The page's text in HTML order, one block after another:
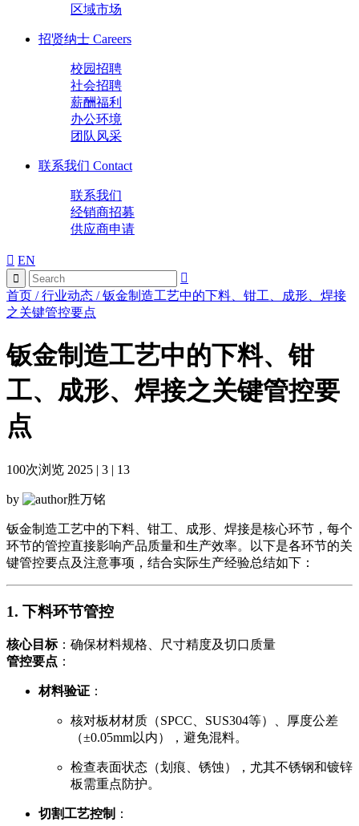
区域市场
招贤纳士 Careers
校园招聘
社会招聘
薪酬福利
办公环境
团队风采
联系我们 Contact
联系我们
经销商招募
供应商申请
EN
首页 /行业动态 /钣金制造工艺中的下料、钳工、成形、焊接
之关键管控要点
钣金制造工艺中的下料、钳
工、成形、焊接之关键管控要
点
100次浏览 2025 | 3 | 13
by 胜万铭
钣金制造工艺中的下料、钳工、成形、焊接是核心环节，每个
环节的管控直接影响产品质量和生产效率。以下是各环节的关
键管控要点及注意事项，结合实际生产经验总结如下：
1. 下料环节管控
核心目标：确保材料规格、尺寸精度及切口质量
管控要点 ：
材料验证 ：
核对板材材质（SPCC、SUS304等）、厚度公差
（±0.05mm以内），避免混料。
检查表面状态（划痕、锈蚀），尤其不锈钢和镀锌
板需重点防护。
切割工艺控制 ：